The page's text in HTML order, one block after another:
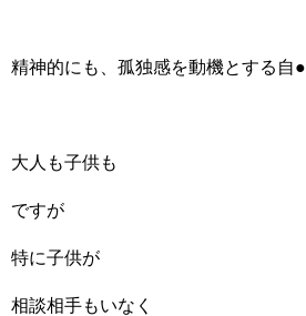
精神的にも、孤独感を動機とする自●
大人も子供も
ですが
特に子供が
相談相手もいなく